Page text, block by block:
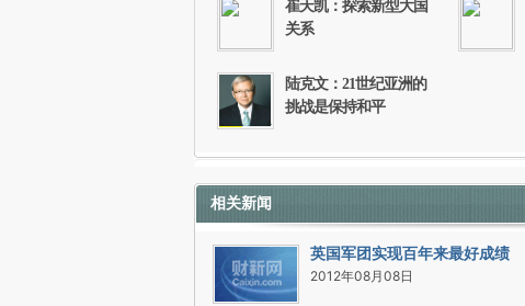
崔天凯：探索新型大国
关系
陆克文：21世纪亚洲的
挑战是保持和平
相关新闻
英国军团实现百年来最好成绩
2012年08月08日